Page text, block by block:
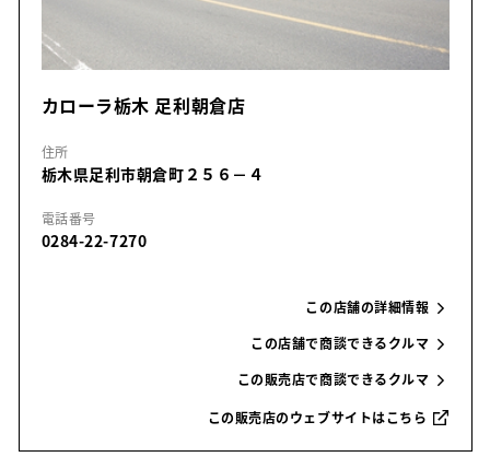
カローラ栃木 足利朝倉店
住所
栃木県足利市朝倉町２５６－４
電話番号
0284-22-7270
この店舗の詳細情報
この店舗で商談できるクルマ
この販売店で商談できるクルマ
この販売店のウェブサイトはこちら